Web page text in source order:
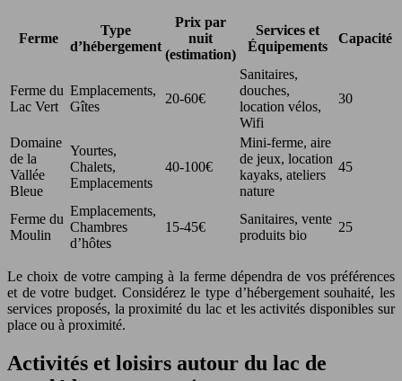
Ferme
Type
d’hébergement
Prix par
nuit
(estimation)
Services et
Équipements
Capacité
Ferme du
Lac Vert
Emplacements,
Gîtes
20-60€
Sanitaires,
douches,
location vélos,
Wifi
30
Domaine
de la
Vallée
Bleue
Yourtes,
Chalets,
Emplacements
40-100€
Mini-ferme, aire
de jeux, location
kayaks, ateliers
nature
45
Ferme du
Moulin
Emplacements,
Chambres
d’hôtes
15-45€
Sanitaires, vente
produits bio
25
Le choix de votre camping à la ferme dépendra de vos préférences
et de votre budget. Considérez le type d’hébergement souhaité, les
services proposés, la proximité du lac et les activités disponibles sur
place ou à proximité.
Activités et loisirs autour du lac de